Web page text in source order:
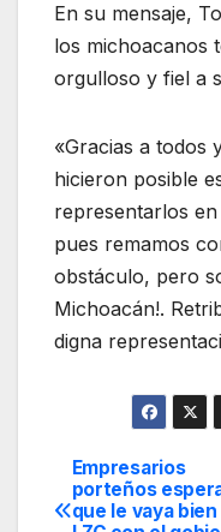
En su mensaje,
los michoacanos
orgulloso y fiel a
«Gracias a todos
hicieron posible
representarlos
pues remamos
obstáculo, pero
Michoacán!.
digna
Empresarios
porteños
que le vaya bien